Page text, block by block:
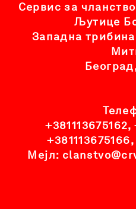
Сервис за
Љутице
Западна трибина
+381113675162,
+381113675166
Мејл: